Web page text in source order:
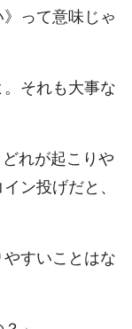
って意味じゃ
。それも大事な
れが起こりや
ン投げだと、
やすいことはな